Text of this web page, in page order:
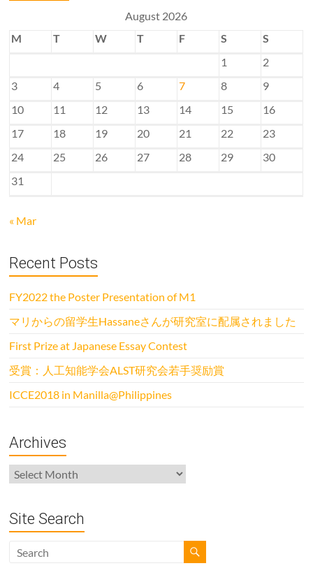
August 2026
M
T W T F S
S
1
2
3
4 5 6 7 8
9
10
11 12 13 14 15
16
17
18 19 20 21 22
23
24
25 26 27 28 29
30
31
« Mar
Recent Posts
FY2022 the Poster Presentation of M1
マリからの留学生Hassaneさんが研究室に配属されました
First Prize at Japanese Essay Contest
受賞：人工知能学会ALST研究会若手奨励賞
ICCE2018 in Manilla@Philippines
Archives
Archives
Site Search